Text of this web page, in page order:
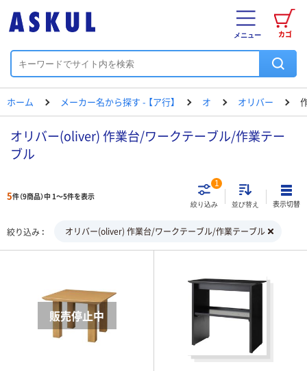
カゴ
メニュー
ホーム メーカー名から探す - 【ア行】 オ オリバー
オリバー(oliver) 作業台/ワークテーブル/作業テー
ブル
5件（9商品）中 1～5件を表示
絞り込み
1
並び替え 表示切替
絞り込み オリバー(oliver) 作業台/ワークテーブル/作業テーブル